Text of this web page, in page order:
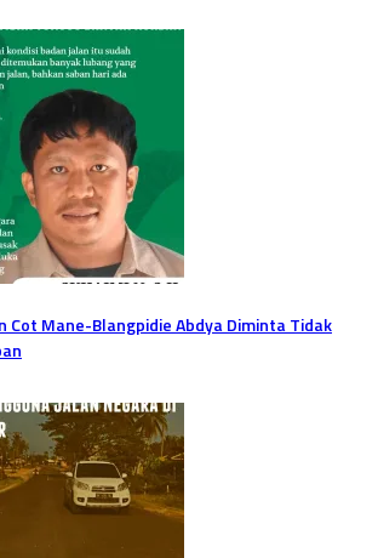
Cot Mane-Blangpidie Abdya Diminta Tidak